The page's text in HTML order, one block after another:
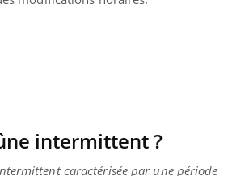
intermittent ?
caractérisée par une période